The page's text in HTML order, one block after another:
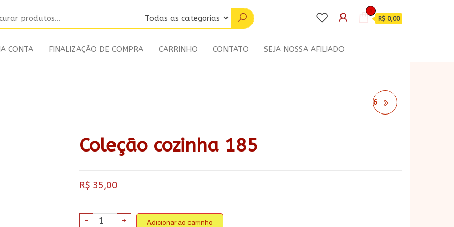
0
R$ 0,00
CONTA FINALIZAÇÃO DE COMPRA CARRINHO CONTATO SEJA NOSSA AFILIADO
COLEÇÃO COZINHA 186
Coleção cozinha 185
R$ 35,00
-
Coleção
+ Adicionar ao carrinho